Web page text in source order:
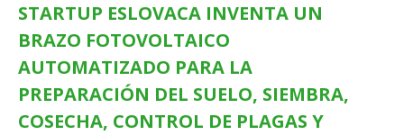
STARTUP ESLOVACA INVENTA UN
BRAZO FOTOVOLTAICO
AUTOMATIZADO PARA LA
PREPARACIÓN DEL SUELO, SIEMBRA,
COSECHA, CONTROL DE PLAGAS Y